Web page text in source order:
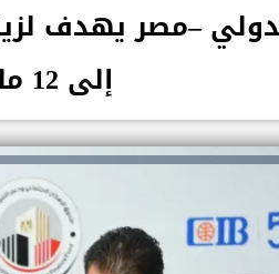
–مصر يهدف
إلى 12 مليار جنيه